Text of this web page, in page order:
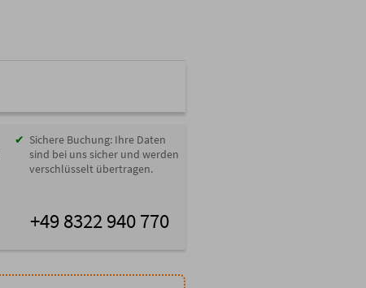
Sichere Buchung: Ihre Daten
sind bei uns sicher und werden
verschlüsselt übertragen.
+49 8322 940 770